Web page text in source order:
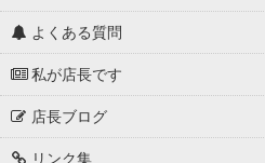
よくある質問
私が店長です
店長ブログ
リンク集